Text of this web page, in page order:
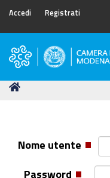
Accedi Registrati
Camera
Commercio
Tu
Nome utente
Password